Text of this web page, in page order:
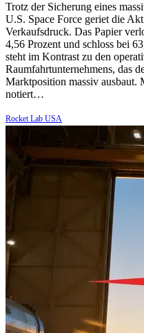
Trotz der Sicherung eines
U.S. Space Force geriet die
Verkaufsdruck. Das Papier
4,56 Prozent und schloss bei
steht im Kontrast zu den
Raumfahrtunternehmens, das
Marktposition massiv ausbaut.
notiert…
Rocket Lab USA